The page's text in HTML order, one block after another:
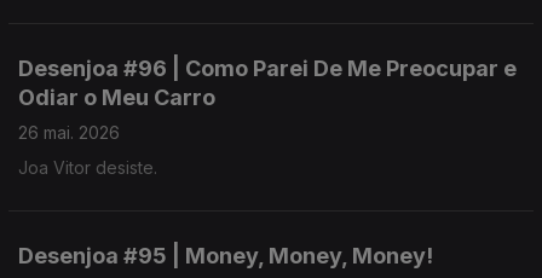
Desenjoa #96 | Como Parei De Me Preocupar e
Odiar o Meu Carro
26 mai. 2026
Joa Vitor desiste.
Desenjoa #95 | Money, Money, Money!